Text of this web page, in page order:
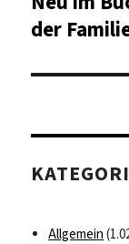
Beitrag:
der
Allgemein